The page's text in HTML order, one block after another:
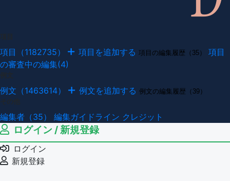
項目（1182735） 項目を追加する 項目の編集履歴（35）
項目
の審査中の編集(4)
例文（1463614） 例文を追加する 例文の編集履歴（39）
編集者（35） 編集ガイドライン クレジット
ログイン / 新規登録
ログイン
新規登録